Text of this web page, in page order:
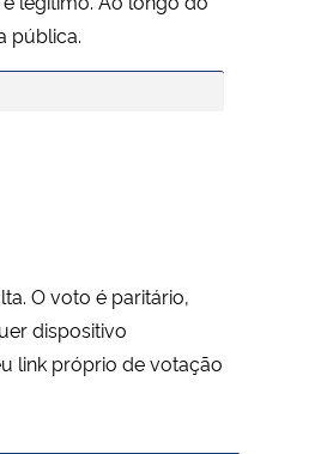
pública.
O voto é paritário,
dispositivo
link próprio de votação